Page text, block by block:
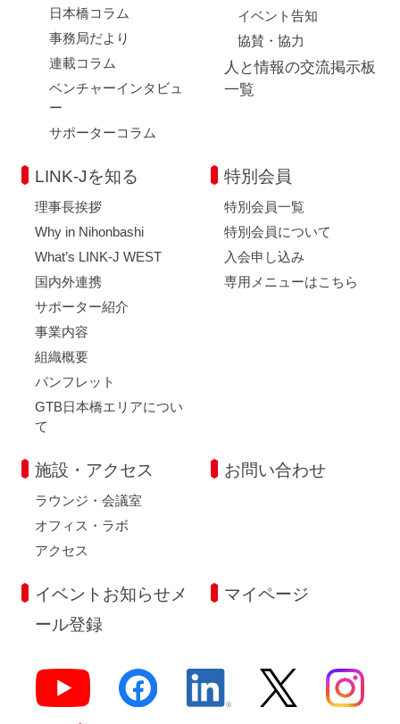
日本橋コラム
事務局だより
連載コラム
ベンチャーインタビュ
ー
サポーターコラム
イベント告知
協賛・協力
人と情報の交流掲示板
一覧
LINK-Jを知る
理事長挨拶
Why in Nihonbashi
What’s LINK-J WEST
国内外連携
サポーター紹介
事業内容
組織概要
パンフレット
GTB日本橋エリアについ
て
特別会員
特別会員一覧
特別会員について
入会申し込み
専用メニューはこちら
施設・アクセス
ラウンジ・会議室
オフィス・ラボ
アクセス
お問い合わせ
イベントお知らせメ
ール登録
マイページ